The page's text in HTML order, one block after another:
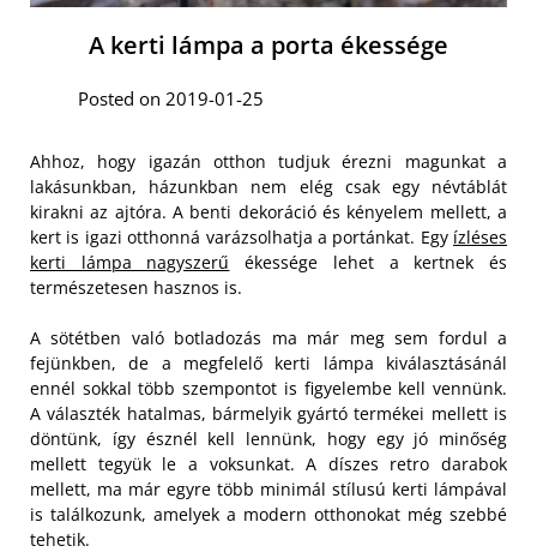
A kerti lámpa a porta ékessége
Posted on 2019-01-25
Ahhoz, hogy igazán otthon tudjuk érezni magunkat a
lakásunkban, házunkban nem elég csak egy névtáblát
kirakni az ajtóra. A benti dekoráció és kényelem mellett, a
kert is igazi otthonná varázsolhatja a portánkat. Egy ízléses
kerti lámpa nagyszerű ékessége lehet a kertnek és
természetesen hasznos is.
A sötétben való botladozás ma már meg sem fordul a
fejünkben, de a megfelelő kerti lámpa kiválasztásánál
ennél sokkal több szempontot is figyelembe kell vennünk.
A választék hatalmas, bármelyik gyártó termékei mellett is
döntünk, így észnél kell lennünk, hogy egy jó minőség
mellett tegyük le a voksunkat. A díszes retro darabok
mellett, ma már egyre több minimál stílusú kerti lámpával
is találkozunk, amelyek a modern otthonokat még szebbé
tehetik.